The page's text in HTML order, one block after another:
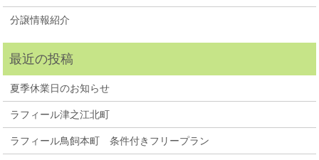
分譲情報紹介
夏季休業日のお知らせ
ラフィール津之江北町
ラフィール鳥飼本町 条件付きフリープラン